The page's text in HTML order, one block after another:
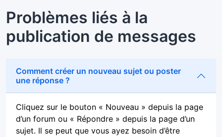
Problèmes liés à la
publication de messages
Comment créer un nouveau sujet ou poster
une réponse ?
Cliquez sur le bouton « Nouveau » depuis la page
d’un forum ou « Répondre » depuis la page d’un
sujet. Il se peut que vous ayez besoin d’être